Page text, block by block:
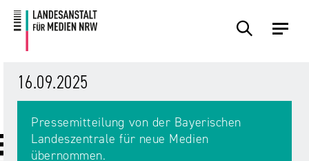
Zum
Inhalt
Zur
Navigation
Themen
Übersicht
Hass
Events
Übersicht
Audiopreis
Service
Übersicht
Angebote
Angebote
Übersicht
Frage?
Über
Übersicht
Regulierung
Übersicht
Übersicht
Anbietende
Die
Übersicht
Presse
Übersicht
Pressemitteilungen
16.09.2025
Pressemitteilung von der Bayerischen
Landeszentrale für neue Medien
übernommen.